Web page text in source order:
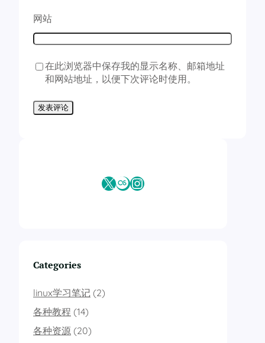
网站
在此浏览器中保存我的显示名称、邮箱地址
和网站地址，以便下次评论时使用。
X Last.fmInstagram
Categories
linux学习笔记 (2)
各种教程 (14)
各种资源 (20)